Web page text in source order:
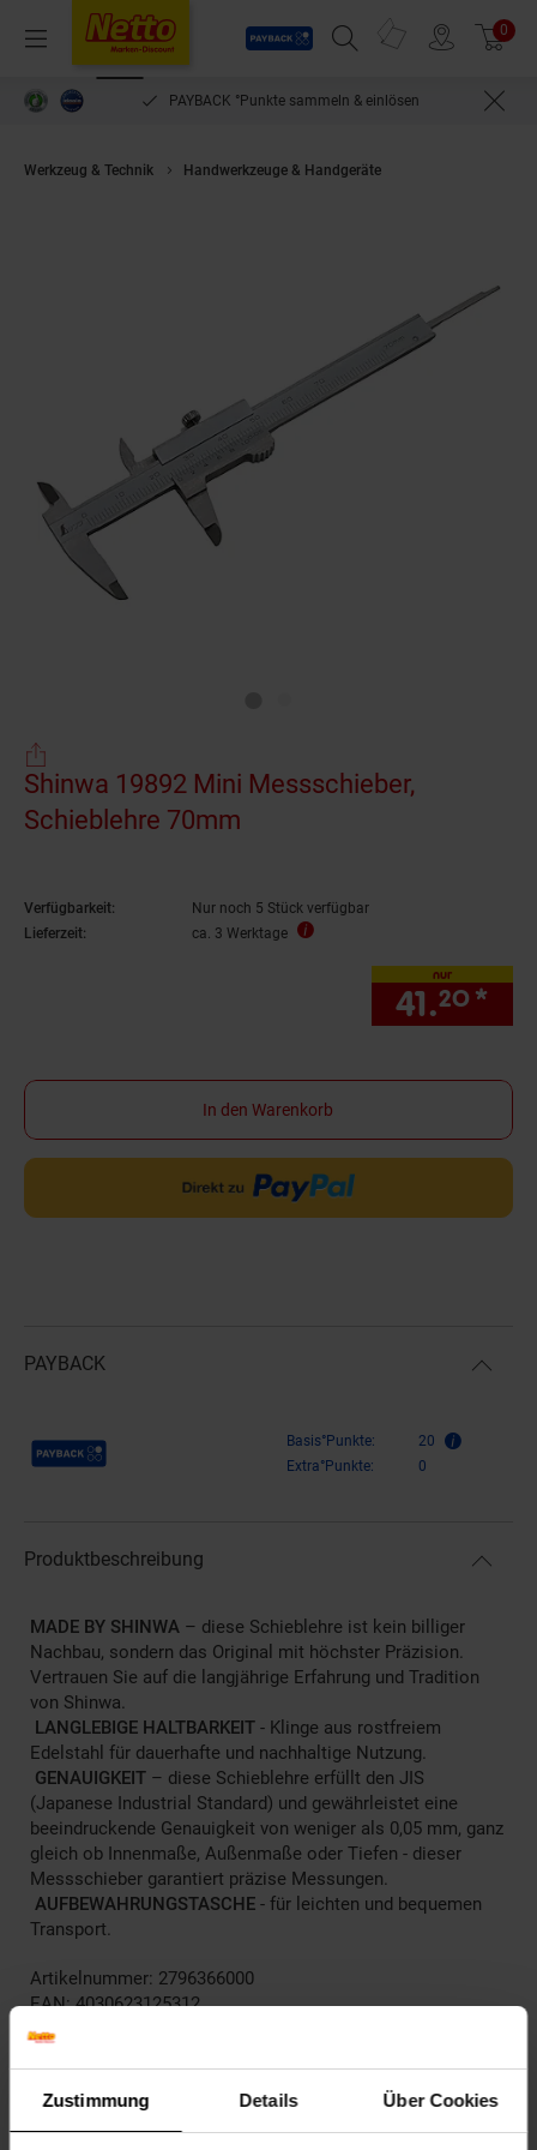
Zustimmung Details Über Cookies
Menü
Payback
Suchfeld einblenden
Prospekte 0
PAYBACK °Punkte sammeln & einlösen
Werkzeug & Technik Handwerkzeuge & Handgeräte
Shinwa 19892 Mini Messschieber,
Schieblehre 70mm
Verfügbarkeit:
Nur noch 5 Stück verfügbar
Lieferzeit:
ca. 3 Werktage
nur
41.20 *
In den Warenkorb
PAYBACK
Payback Punkte Basis°Punkte:
20
Extra°Punkte:
0
Produktbeschreibung
MADE BY SHINWA – diese Schieblehre ist kein billiger
Nachbau, sondern das Original mit höchster Präzision.
Vertrauen Sie auf die langjährige Erfahrung und Tradition
von Shinwa.
LANGLEBIGE HALTBARKEIT - Klinge aus rostfreiem
Edelstahl für dauerhafte und nachhaltige Nutzung.
GENAUIGKEIT – diese Schieblehre erfüllt den JIS
(Japanese Industrial Standard) und gewährleistet eine
beeindruckende Genauigkeit von weniger als 0,05 mm, ganz
gleich ob Innenmaße, Außenmaße oder Tiefen - dieser
Messschieber garantiert präzise Messungen.
AUFBEWAHRUNGSTASCHE - für leichten und bequemen
Transport.
Artikelnummer: 2796366000
EAN: 4030623125312
Artikel gehört zur Kategorie: